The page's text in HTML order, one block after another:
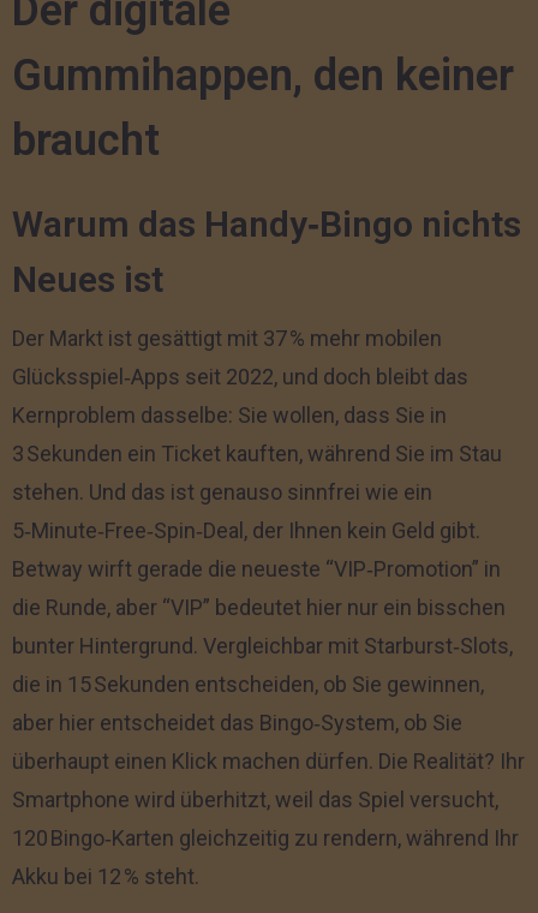
Der digitale
Gummihappen, den keiner
braucht
Warum das Handy‑Bingo nichts
Neues ist
Der Markt ist gesättigt mit 37 % mehr mobilen
Glücksspiel‑Apps seit 2022, und doch bleibt das
Kernproblem dasselbe: Sie wollen, dass Sie in
3 Sekunden ein Ticket kauften, während Sie im Stau
stehen. Und das ist genauso sinnfrei wie ein
5‑Minute‑Free‑Spin‑Deal, der Ihnen kein Geld gibt.
Betway wirft gerade die neueste “VIP‑Promotion” in
die Runde, aber “VIP” bedeutet hier nur ein bisschen
bunter Hintergrund. Vergleichbar mit Starburst‑Slots,
die in 15 Sekunden entscheiden, ob Sie gewinnen,
aber hier entscheidet das Bingo‑System, ob Sie
überhaupt einen Klick machen dürfen. Die Realität? Ihr
Smartphone wird überhitzt, weil das Spiel versucht,
120 Bingo‑Karten gleichzeitig zu rendern, während Ihr
Akku bei 12 % steht.